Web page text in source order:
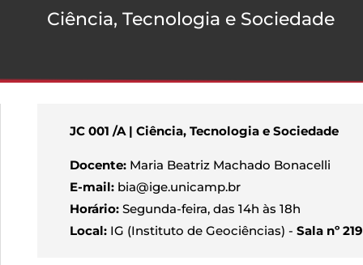
Ciência, Tecnologia e Sociedade
JC 001 /A | Ciência, Tecnologia e Sociedade
Docente:Maria Beatriz Machado Bonacelli
E-mail:bia@ige.unicamp.br
Horário:Segunda-feira, das 14h às 18h
Local:IG (Instituto de Geociências) - Sala nº 219